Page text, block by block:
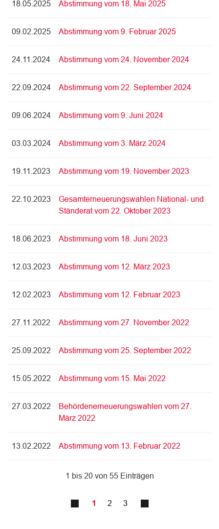
18.05.2025 Abstimmung vom 18. Mai 2025
09.02.2025 Abstimmung vom 9. Februar 2025
24.11.2024 Abstimmung vom 24. November 2024
22.09.2024 Abstimmung vom 22. September 2024
09.06.2024 Abstimmung vom 9. Juni 2024
03.03.2024 Abstimmung vom 3. März 2024
19.11.2023 Abstimmung vom 19. November 2023
22.10.2023
Gesamterneuerungswahlen National- und
Ständerat vom 22. Oktober 2023
18.06.2023 Abstimmung vom 18. Juni 2023
12.03.2023 Abstimmung vom 12. März 2023
12.02.2023 Abstimmung vom 12. Februar 2023
27.11.2022 Abstimmung vom 27. November 2022
25.09.2022 Abstimmung vom 25. September 2022
15.05.2022 Abstimmung vom 15. Mai 2022
27.03.2022
Behördenerneuerungswahlen vom 27.
März 2022
13.02.2022 Abstimmung vom 13. Februar 2022
1 bis 20 von 55 Einträgen
1 2 3